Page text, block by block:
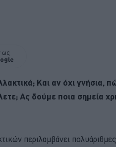
ως
Και αν όχι γνήσια,
Ας δούμε ποια σημεία
περιλαμβάνει